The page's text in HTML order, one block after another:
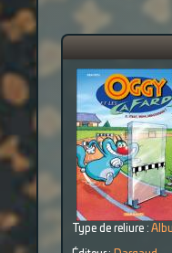
Type de reliure :